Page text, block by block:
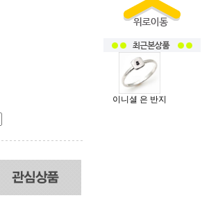
이니셜 은 반지